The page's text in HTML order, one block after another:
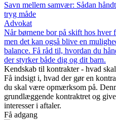
Savn mellem samvær: Sådan
tryg måde
Advokat
Når børnene bor på skift hos hver
men det kan også blive en
balance. Få råd til, hvordan du
der styrker både dig og dit barn.
Kendskab til kontrakter - hvad
Få indsigt i, hvad der gør en
du skal være opmærksom på.
grundlæggende kontraktret og
interesser i aftaler.
Få adgang